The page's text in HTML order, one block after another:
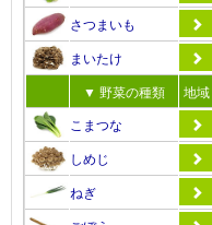
さつまいも
まいたけ
▼ 野菜の種類
地域
こまつな
しめじ
ねぎ